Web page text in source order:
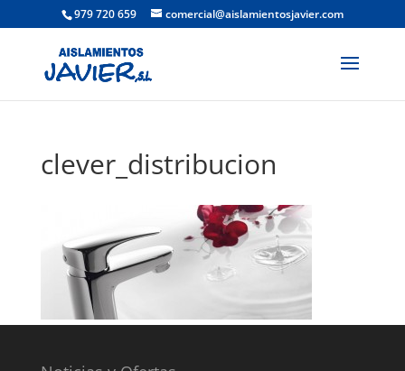
979 720 659 comercial@aislamientosjavier.com
clever_distribucion